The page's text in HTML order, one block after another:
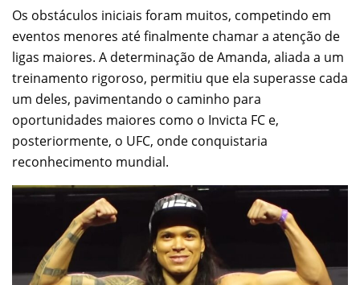
Os obstáculos iniciais foram muitos, competindo em
eventos menores até finalmente chamar a atenção de
ligas maiores. A determinação de Amanda, aliada a um
treinamento rigoroso, permitiu que ela superasse cada
um deles, pavimentando o caminho para
oportunidades maiores como o Invicta FC e,
posteriormente, o UFC, onde conquistaria
reconhecimento mundial.